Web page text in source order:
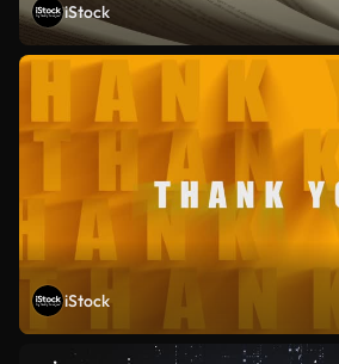
iStock
iStock